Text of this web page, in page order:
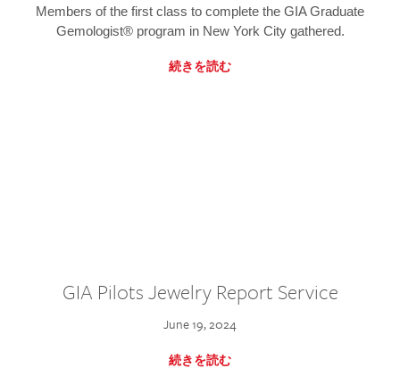
Members of the first class to complete the GIA Graduate
Gemologist® program in New York City gathered.
続きを読む
GIA Pilots Jewelry Report Service
June 19, 2024
続きを読む